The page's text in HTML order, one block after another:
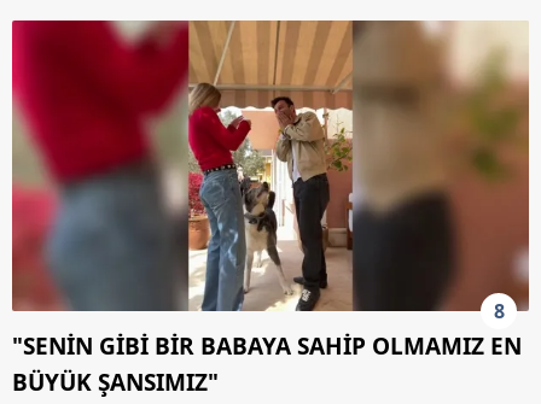
6698 sayılı Kişisel Verilerin Korunması Kanunu uyarınca
hazırlanmış Aydınlatma Metnimizi okumak ve sitemizde
ilgili mevzuata uygun olarak kullanılan çerezlerle ilgili bilgi
almak için lütfen
tıklayınız.
8
"SENİN GİBİ BİR BABAYA SAHİP OLMAMIZ EN
BÜYÜK ŞANSIMIZ"